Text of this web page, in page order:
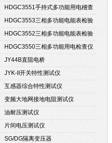
仪
HDGC3551手持式多功能用电稽查
仪
HDGC3553三相多功能电能表检验
装置
HDGC3552三相多功能电能表检验
装置
HDGC3550三相多功能用电检查仪
JY44B直阻电桥
JYK-II开关特性测试仪
互感器综合特性测试仪
变频大地网接地电阻测试仪
油耐压测试仪
片间电压测试仪
SG/DG隔离变压器